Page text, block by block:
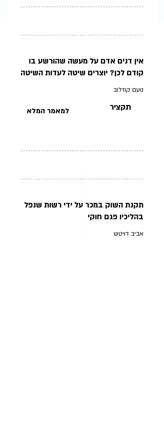
אין דנים אדם על מעשה שהורשע בו
קודם לכן? יוצרים שיטה לעדות השיטה
נועם קוזלוב
למאמר המלא תקציר
תקנת השוק במכר על ידי רשות שנפל
בהליכיו פגם חוקי
אביב דויטש